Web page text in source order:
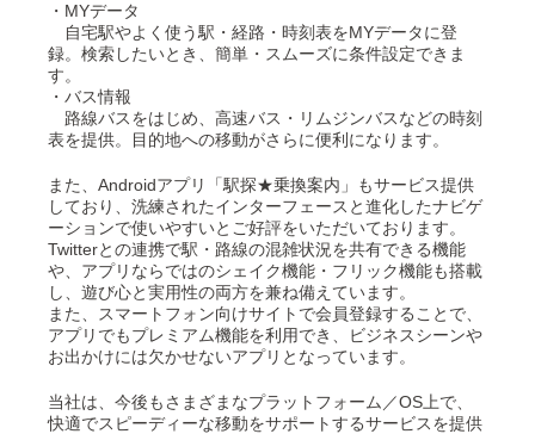
・MYデータ
自宅駅やよく使う駅・経路・時刻表をMYデータに登
録。検索したいとき、簡単・スムーズに条件設定できま
す。
・バス情報
路線バスをはじめ、高速バス・リムジンバスなどの時刻
表を提供。目的地への移動がさらに便利になります。
また、Androidアプリ「駅探★乗換案内」もサービス提供
しており、洗練されたインターフェースと進化したナビゲ
ーションで使いやすいとご好評をいただいております。
Twitterとの連携で駅・路線の混雑状況を共有できる機能
や、アプリならではのシェイク機能・フリック機能も搭載
し、遊び心と実用性の両方を兼ね備えています。
また、スマートフォン向けサイトで会員登録することで、
アプリでもプレミアム機能を利用でき、ビジネスシーンや
お出かけには欠かせないアプリとなっています。
当社は、今後もさまざまなプラットフォーム／OS上で、
快適でスピーディーな移動をサポートするサービスを提供